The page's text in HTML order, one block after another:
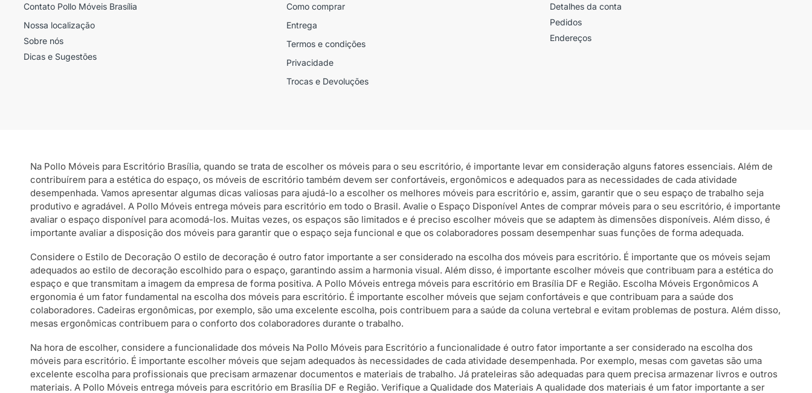
Contato Pollo Móveis Brasília
Nossa localização
Sobre nós
Dicas e Sugestões
Como comprar
Entrega
Termos e condições
Privacidade
Trocas e Devoluções
Detalhes da conta
Pedidos
Endereços
Na Pollo Móveis para Escritório Brasília, quando se trata de escolher os móveis para o seu escritório, é importante levar em consideração alguns fatores essenciais. Além de
contribuírem para a estética do espaço, os móveis de escritório também devem ser confortáveis, ergonômicos e adequados para as necessidades de cada atividade
desempenhada. Vamos apresentar algumas dicas valiosas para ajudá-lo a escolher os melhores móveis para escritório e, assim, garantir que o seu espaço de trabalho seja
produtivo e agradável. A Pollo Móveis entrega móveis para escritório em todo o Brasil. Avalie o Espaço Disponível Antes de comprar móveis para o seu escritório, é importante
avaliar o espaço disponível para acomodá-los. Muitas vezes, os espaços são limitados e é preciso escolher móveis que se adaptem às dimensões disponíveis. Além disso, é
importante avaliar a disposição dos móveis para garantir que o espaço seja funcional e que os colaboradores possam desempenhar suas funções de forma adequada.
Considere o Estilo de Decoração O estilo de decoração é outro fator importante a ser considerado na escolha dos móveis para escritório. É importante que os móveis sejam
adequados ao estilo de decoração escolhido para o espaço, garantindo assim a harmonia visual. Além disso, é importante escolher móveis que contribuam para a estética do
espaço e que transmitam a imagem da empresa de forma positiva. A Pollo Móveis entrega móveis para escritório em Brasília DF e Região. Escolha Móveis Ergonômicos A
ergonomia é um fator fundamental na escolha dos móveis para escritório. É importante escolher móveis que sejam confortáveis e que contribuam para a saúde dos
colaboradores. Cadeiras ergonômicas, por exemplo, são uma excelente escolha, pois contribuem para a saúde da coluna vertebral e evitam problemas de postura. Além disso,
mesas ergonômicas contribuem para o conforto dos colaboradores durante o trabalho.
Na hora de escolher, considere a funcionalidade dos móveis Na Pollo Móveis para Escritório a funcionalidade é outro fator importante a ser considerado na escolha dos
móveis para escritório. É importante escolher móveis que sejam adequados às necessidades de cada atividade desempenhada. Por exemplo, mesas com gavetas são uma
excelente escolha para profissionais que precisam armazenar documentos e materiais de trabalho. Já prateleiras são adequadas para quem precisa armazenar livros e outros
materiais. A Pollo Móveis entrega móveis para escritório em Brasília DF e Região. Verifique a Qualidade dos Materiais A qualidade dos materiais é um fator importante a ser